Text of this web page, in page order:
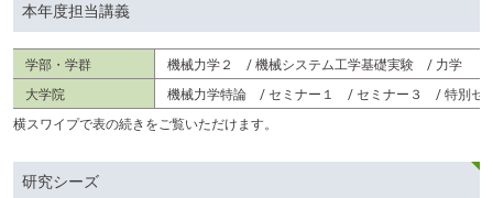
本年度担当講義
学部・学群
機械力学２ / 機械システム工学基礎実験 / 力学
大学院
機械力学特論 / セミナー１ / セミナー３ / 特別セ
横スワイプで表の続きをご覧いただけます。
研究シーズ